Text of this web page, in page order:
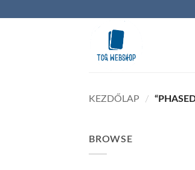
KEZDŐLAP /
BROWSE